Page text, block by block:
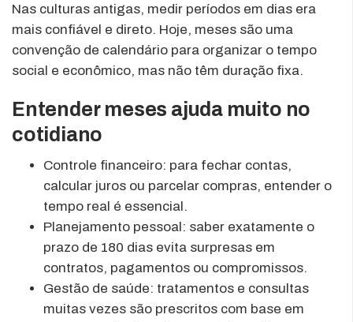
Nas culturas antigas, medir períodos em dias era
mais confiável e direto. Hoje, meses são uma
convenção de calendário para organizar o tempo
social e econômico, mas não têm duração fixa.
Entender meses ajuda muito no
cotidiano
Controle financeiro: para fechar contas,
calcular juros ou parcelar compras, entender o
tempo real é essencial.
Planejamento pessoal: saber exatamente o
prazo de 180 dias evita surpresas em
contratos, pagamentos ou compromissos.
Gestão de saúde: tratamentos e consultas
muitas vezes são prescritos com base em